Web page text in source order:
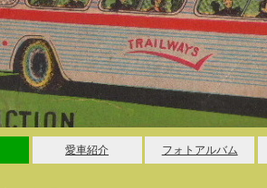
愛車紹介 フォトアルバム